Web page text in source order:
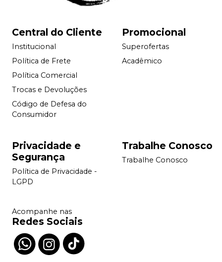
Central do Cliente
Institucional
Política de Frete
Política Comercial
Trocas e Devoluções
Código de Defesa do
Consumidor
Promocional
Superofertas
Acadêmico
Privacidade e
Segurança
Política de Privacidade -
LGPD
Trabalhe Conosco
Trabalhe Conosco
Acompanhe nas
Redes Sociais